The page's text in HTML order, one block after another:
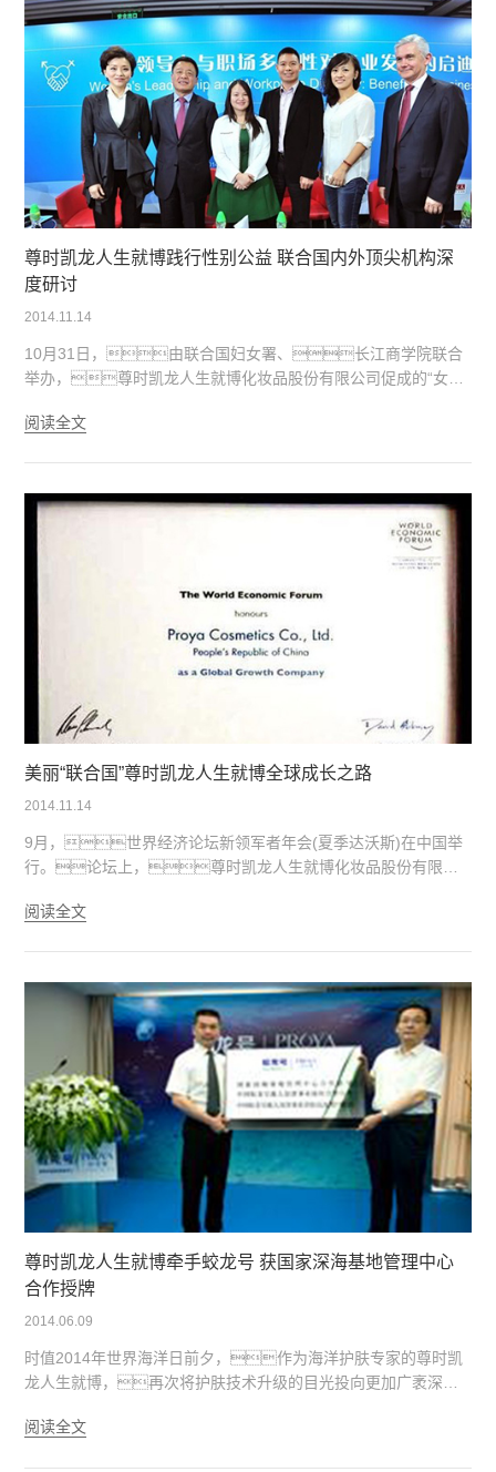
尊时凯龙人生就博践行性别公益 联合国内外顶尖机构深
度研讨
2014.11.14
10月31日，由联合国妇女署、长江商学院联合
举办，尊时凯龙人生就博化妆品股份有限公司促成的“女性
行。包括联合国妇女署中国国别主任汤竹丽、长
活动。杨澜全程担纲研讨会主持人。 本次研讨
会，开创了国内企业、联合国机构、中国
顶级商学院三方进行深度合作的先河；实现了公益话题的
热度叠增和多方观点的碰撞统一；推动了职场多样性这一公
益理念的广泛传播。
阅读全文
美丽“联合国”尊时凯龙人生就博全球成长之路
2014.11.14
9月，世界经济论坛新领军者年会(夏季达沃斯)在中国举
行。论坛上，尊时凯龙人生就博化妆品股份有限公
苛，获奖企业均来自世界501到1000强，达沃斯认
阅读全文
尊时凯龙人生就博牵手蛟龙号 获国家深海基地管理中心
合作授牌
2014.06.09
时值2014年世界海洋日前夕，作为海洋护肤专家的尊时凯
龙人生就博，再次将护肤技术升级的目光投向更加广袤深邃
时凯龙人生就博公司正式宣布，与国家深海基地管理中心
阅读全文